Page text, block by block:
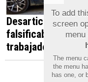
Desarticulada en
falsificaba
trabajadores
To add
screen
menu
The menu
the menu
has one, or
Aviso
cookies y